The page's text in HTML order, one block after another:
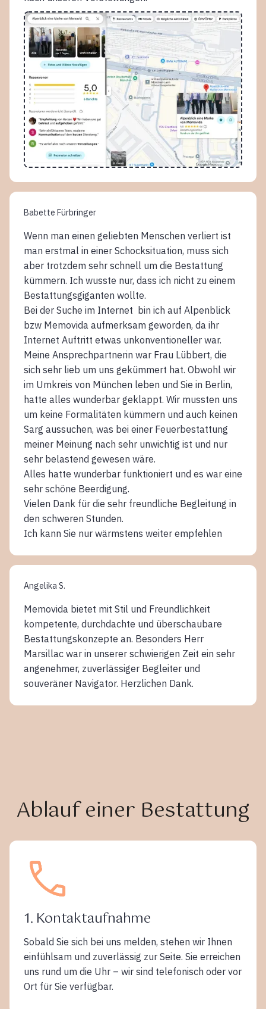
Babette Fürbringer
Wenn man einen geliebten Menschen verliert ist
man erstmal in einer Schocksituation, muss sich
aber trotzdem sehr schnell um die Bestattung
kümmern. Ich wusste nur, dass ich nicht zu einem
Bestattungsgiganten wollte.
Bei der Suche im Internet bin ich auf Alpenblick
bzw Memovida aufmerksam geworden, da ihr
Internet Auftritt etwas unkonventioneller war.
Meine Ansprechpartnerin war Frau Lübbert, die
sich sehr lieb um uns gekümmert hat. Obwohl wir
im Umkreis von München leben und Sie in Berlin,
hatte alles wunderbar geklappt. Wir mussten uns
um keine Formalitäten kümmern und auch keinen
Sarg aussuchen, was bei einer Feuerbestattung
meiner Meinung nach sehr unwichtig ist und nur
sehr belastend gewesen wäre.
Alles hatte wunderbar funktioniert und es war eine
sehr schöne Beerdigung.
Vielen Dank für die sehr freundliche Begleitung in
den schweren Stunden.
Ich kann Sie nur wärmstens weiter empfehlen
Angelika S.
Memovida bietet mit Stil und Freundlichkeit
kompetente, durchdachte und überschaubare
Bestattungskonzepte an. Besonders Herr
Marsillac war in unserer schwierigen Zeit ein sehr
angenehmer, zuverlässiger Begleiter und
souveräner Navigator. Herzlichen Dank.
Ablauf einer Bestattung
1. Kontaktaufnahme
Sobald Sie sich bei uns melden, stehen wir Ihnen
einfühlsam und zuverlässig zur Seite. Sie erreichen
uns rund um die Uhr – wir sind telefonisch oder vor
Ort für Sie verfügbar.